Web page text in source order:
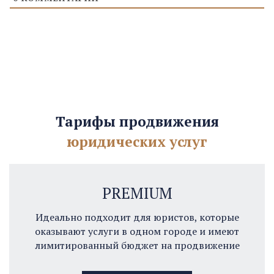
Тарифы продвижения
юридических услуг
PREMIUM
Идеально подходит для юристов, которые
оказывают услуги в одном городе и имеют
лимитированный бюджет на продвижение